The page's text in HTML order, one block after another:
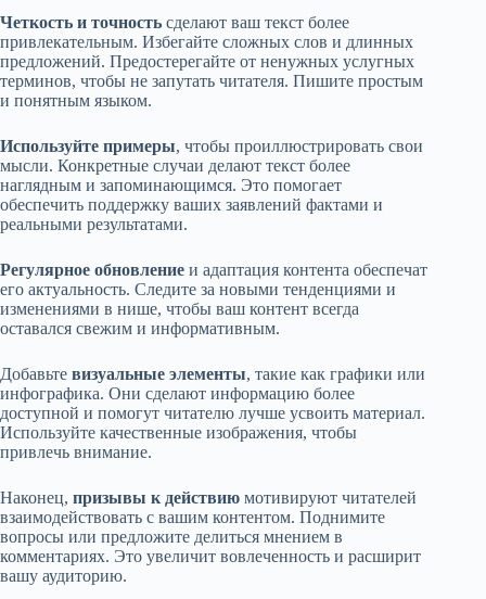
Четкость и точность сделают ваш текст более
привлекательным. Избегайте сложных слов и длинных
предложений. Предостерегайте от ненужных услугных
терминов, чтобы не запутать читателя. Пишите простым
и понятным языком.
Используйте примеры, чтобы проиллюстрировать свои
мысли. Конкретные случаи делают текст более
наглядным и запоминающимся. Это помогает
обеспечить поддержку ваших заявлений фактами и
реальными результатами.
Регулярное обновление и адаптация контента обеспечат
его актуальность. Следите за новыми тенденциями и
изменениями в нише, чтобы ваш контент всегда
оставался свежим и информативным.
Добавьте визуальные элементы, такие как графики или
инфографика. Они сделают информацию более
доступной и помогут читателю лучше усвоить материал.
Используйте качественные изображения, чтобы
привлечь внимание.
Наконец, призывы к действию мотивируют читателей
взаимодействовать с вашим контентом. Поднимите
вопросы или предложите делиться мнением в
комментариях. Это увеличит вовлеченность и расширит
вашу аудиторию.